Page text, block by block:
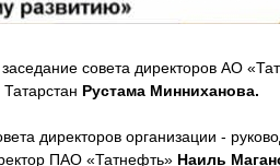
совета директоров АО
Рустама Минниханова.
директоров организации -
ПАО «Татнефть» Наиль